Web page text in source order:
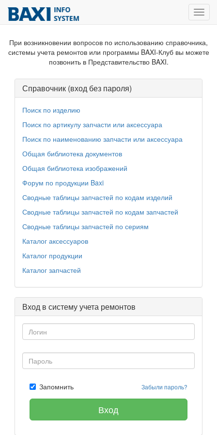
При возникновении вопросов по использованию справочника,
системы учета ремонтов или программы BAXI-Клуб вы можете
позвонить в Представительство BAXI.
Справочник (вход без пароля)
Поиск по изделию
Поиск по артикулу запчасти или аксессуара
Поиск по наименованию запчасти или аксессуара
Общая библиотека документов
Общая библиотека изображений
Форум по продукции Baxi
Сводные таблицы запчастей по кодам изделий
Сводные таблицы запчастей по кодам запчастей
Сводные таблицы запчастей по сериям
Каталог аксессуаров
Каталог продукции
Каталог запчастей
Вход в систему учета ремонтов
Забыли пароль?
Запомнить
Вход